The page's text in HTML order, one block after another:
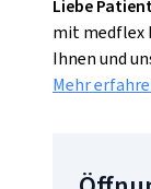
Liebe
mit medflex
Ihnen und
Mehr